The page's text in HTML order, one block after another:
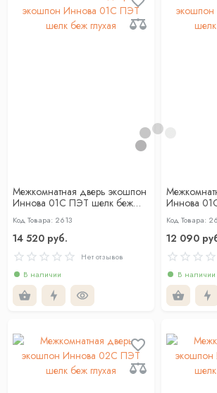
Межкомнатная дверь экошпон
Иннова 01С ПЭТ шелк беж
глухая
Код Товара: 2613
14 520 руб.
Нет отзывов
В наличии
Иннова
глухая
Код Товара:
12 090
В наличии